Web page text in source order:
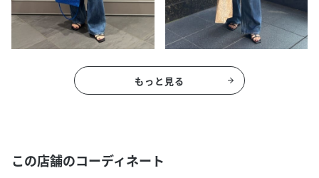
もっと見る
この店舗のコーディネート